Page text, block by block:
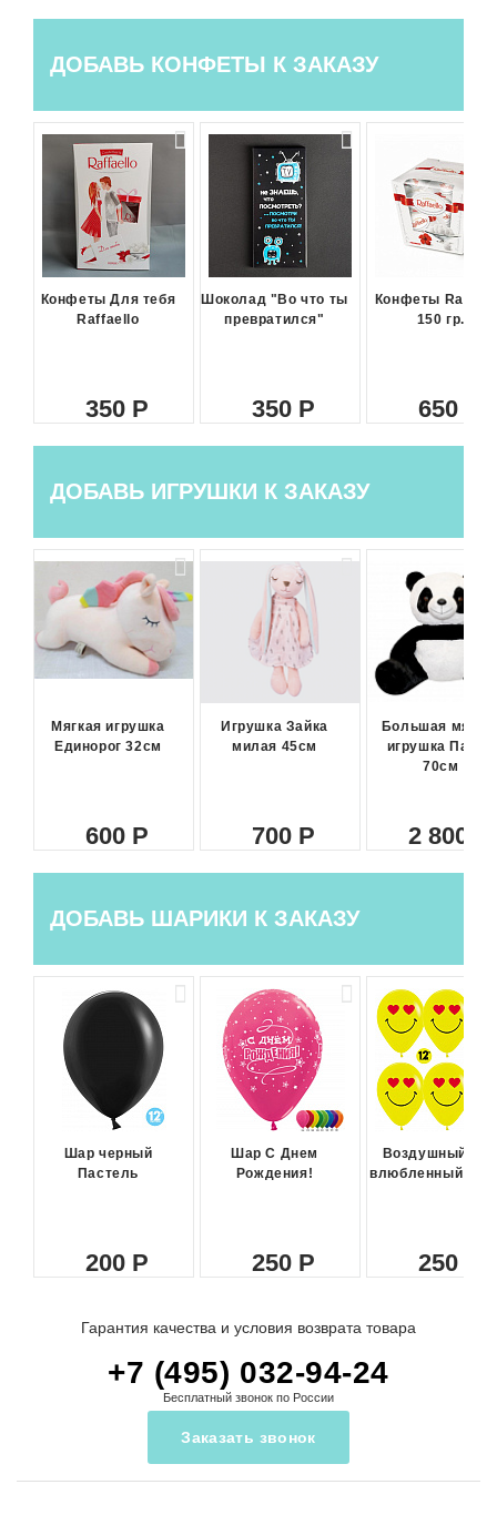
ДОБАВЬ КОНФЕТЫ К ЗАКАЗУ
Конфеты Для тебя
Raffaello
350
Шоколад "Во что ты
превратился"
350
Конфеты
150 гр.
650
ДОБАВЬ ИГРУШКИ К ЗАКАЗУ
Мягкая игрушка
Единорог 32см
600
Игрушка Зайка
милая 45см
700
Большая
игрушка Панда
70см
2 800
ДОБАВЬ ШАРИКИ К ЗАКАЗУ
Шар черный
Пастель
200
Шар С Днем
Рождения!
250
Воздушный
влюбленный
250
Гарантия качества и условия возврата товара
+7 (495) 032-94-24
Бесплатный звонок по России
Заказать звонок